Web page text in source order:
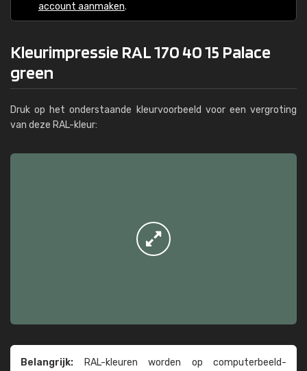
account aanmaken.
Kleurimpressie RAL 170 40 15 Palace
green
Druk op het onderstaande kleurvoorbeeld voor een vergroting
van deze RAL-kleur:
Belangrijk: RAL-kleuren worden op computer­beeld­